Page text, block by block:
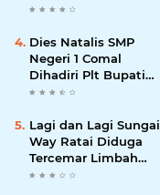
Dies Natalis SMP
Negeri 1 Comal
Dihadiri Plt Bupati
Pemalang Nurkholis
Lagi dan Lagi Sungai
Way Ratai Diduga
Tercemar Limbah
PETIIkan